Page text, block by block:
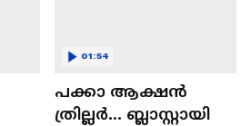
പക്കാ ആക്ഷൻ
ത്രില്ലർ... ബ്ലാസ്റ്റായി
01:54